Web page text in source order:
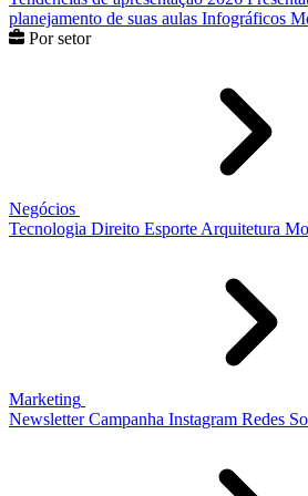
planejamento de suas aulas Infográficos
Por setor
Negócios
Tecnologia Direito Esporte Arquitetura
Marketing
Newsletter Campanha Instagram Redes